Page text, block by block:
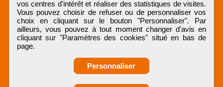
vos centres d'intérêt et réaliser des statistiques de visites.
Vous pouvez choisir de refuser ou de personnaliser vos
choix en cliquant sur le bouton "Personnaliser". Par
ailleurs, vous pouvez à tout moment changer d'avis en
cliquant sur "Paramètres des cookies" situé en bas de
page.
Personnaliser